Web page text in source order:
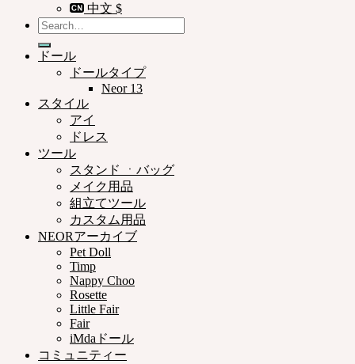
中文 $
Search
for:
ドール
ドールタイプ
Neor 13
スタイル
アイ
ドレス
ツール
スタンド ㆍバッグ
メイク用品
組立てツール
カスタム用品
NEORアーカイブ
Pet Doll
Timp
Nappy Choo
Rosette
Little Fair
Fair
iMdaドール
コミュニティー